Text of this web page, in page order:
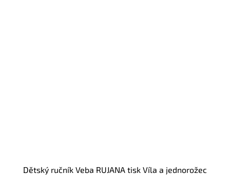
Dětský ručník Veba RUJANA tisk Víla a jednorožec